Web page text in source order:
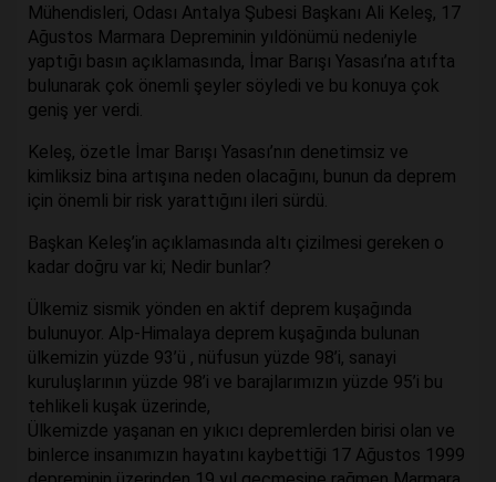
Mühendisleri, Odası Antalya Şubesi Başkanı Ali Keleş, 17
Ağustos Marmara Depreminin yıldönümü nedeniyle
yaptığı basın açıklamasında, İmar Barışı Yasası’na atıfta
bulunarak çok önemli şeyler söyledi ve bu konuya çok
geniş yer verdi.
Keleş, özetle İmar Barışı Yasası’nın denetimsiz ve
kimliksiz bina artışına neden olacağını, bunun da deprem
için önemli bir risk yarattığını ileri sürdü.
Başkan Keleş’in açıklamasında altı çizilmesi gereken o
kadar doğru var ki; Nedir bunlar?
Ülkemiz sismik yönden en aktif deprem kuşağında
bulunuyor. Alp-Himalaya deprem kuşağında bulunan
ülkemizin yüzde 93’ü , nüfusun yüzde 98’i, sanayi
kuruluşlarının yüzde 98’i ve barajlarımızın yüzde 95’i bu
tehlikeli kuşak üzerinde,
Ülkemizde yaşanan en yıkıcı depremlerden birisi olan ve
binlerce insanımızın hayatını kaybettiği 17 Ağustos 1999